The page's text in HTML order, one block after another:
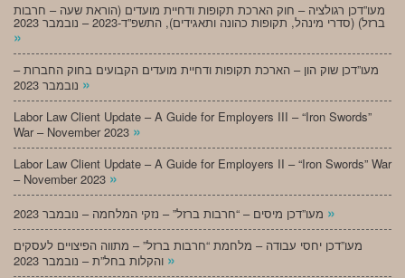
מעו”דכן רגולציה – חוק הארכת תקופות ודחיית מועדים (הוראת שעה – חרבות
ברזל) (סדרי מינהל, תקופות כהונה ותאגידים), התשפ”ד-2023 – נובמבר 2023
»
מעו”דכן שוק הון – הארכת תקופות ודחיית מועדים הקבועים בחוק החברות –
»
Labor Law Client Update – A Guide for Employers III – “Iron Swords”
War – November 2023 »
Labor Law Client Update – A Guide for Employers II – “Iron Swords” War
– November 2023 »
»
מעו”דכן יחסי עבודה – מלחמת “חרבות ברזל” – מתווה הפיצויים לעסקים
»